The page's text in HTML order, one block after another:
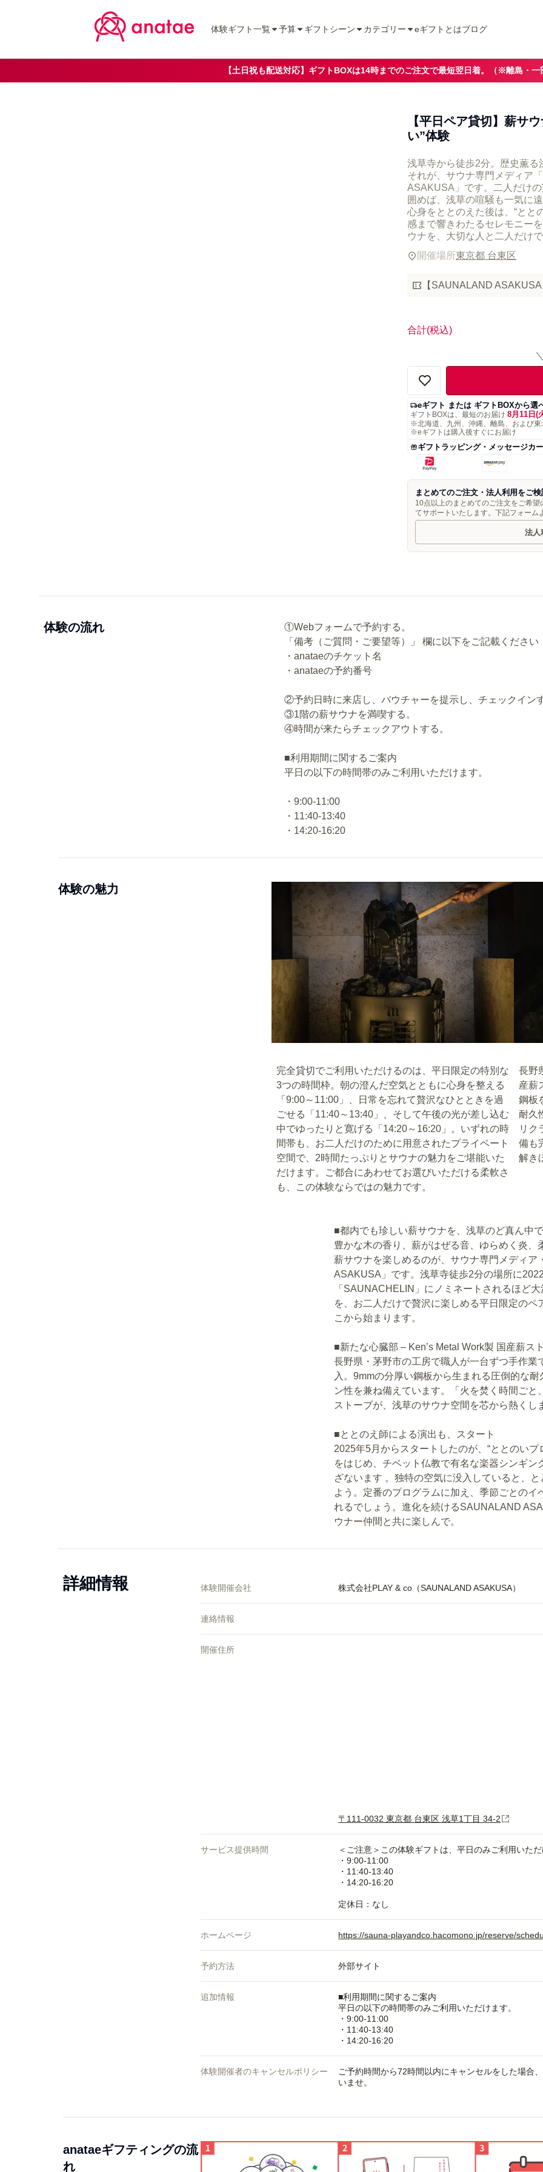
体験ギフト一覧 予算 ギフトシーン カテゴリー eギフトとはブログ
【土日祝も配送対応】ギフトBOXは14時までのご注文で最短翌日着。（※離島・一
【平日ペア貸切】薪サ
い”体験
浅草寺から徒歩2分。歴史薫
それが、サウナ専門メディア
ASAKUSA」です。二人だけ
囲めば、浅草の喧騒も一気に
心身をととのえた後は、“とと
感まで響きわたるセレモニー
ウナを、大切な人と二人だけ
開催場所東京都 台東区
【SAUNALAND
合計(税込)
eギフト または ギフトBOXから選
ギフトBOXは、最短のお届け 8月11日(
※北海道、九州、沖縄、離島、および
※eギフトは購入後すぐにお届け
ギフトラッピング・メッセージカ
まとめてのご注文・法人利用をご
10点以上のまとめてのご注文をご希
てサポートいたします。下記フォーム
法人
体験の流れ
①Webフォームで予約する。
「備考（ご質問・ご要望等）」 欄に以下をご記載ください
・anataeのチケット名
・anataeの予約番号
②予約日時に来店し、バウチャーを提示し、チェックイン
③1階の薪サウナを満喫する。
④時間が来たらチェックアウトする。
■利用期間に関するご案内
平日の以下の時間帯のみご利用いただけます。
・9:00-11:00
・11:40-13:40
・14:20-16:20
体験の魅力
完全貸切でご利用いただけるのは、平日限定の特別な
3つの時間枠。朝の澄んだ空気とともに心身を整える
「9:00～11:00」、日常を忘れて贅沢なひとときを過
ごせる「11:40～13:40」、そして午後の光が差し込む
中でゆったりと寛げる「14:20～16:20」。いずれの時
間帯も、お二人だけのために用意されたプライベート
空間で、2時間たっぷりとサウナの魅力をご堪能いた
だけます。ご都合にあわせてお選びいただける柔軟さ
も、この体験ならではの魅力です。
長野
産薪
鋼板
耐久
リク
備も
解き
■都内でも珍しい薪サウナを、浅草のど真ん中
豊かな木の香り、薪がはぜる音、ゆらめく炎
薪サウナを楽しめるのが、サウナ専門メディ
ASAKUSA」です。浅草寺徒歩2分の場所に
「SAUNACHELIN」にノミネートされるほど
を、お二人だけで贅沢に楽しめる平日限定の
こから始まります。
■新たな心臓部 – Ken’s Metal Work製 国産薪ス
長野県・茅野市の工房で職人が一台ずつ手作業
入。9mmの分厚い鋼板から生まれる圧倒的な
ン性を兼ね備えています。「火を焚く時間ご
ストーブが、浅草のサウナ空間を芯から熱くし
■ととのえ師による演出も、スタート
2025年5月からスタートしたのが、“ととのい
をはじめ、チベット仏教で有名な楽器シンギ
ざないます 。独特の空気に没入していると、
よう。定番のプログラムに加え、季節ごとの
れるでしょう。進化を続けるSAUNALAND
ウナー仲間と共に楽しんで。
詳細情報 体験開催会社 株式会社PLAY & co（SAUNALAND ASAKUSA）
連絡情報
開催住所
〒111-0032 東京都 台東区 浅草1丁目 34-2
サービス提供時間
＜ご注意＞この体験ギフトは、平日のみご利用いた
・9:00-11:00
・11:40-13:40
・14:20-16:20
定休日：なし
ホームページ https://sauna-playandco.hacomono.jp/reserve/
予約方法 外部サイト
追加情報
■利用期間に関するご案内
平日の以下の時間帯のみご利用いただけます。
・9:00-11:00
・11:40-13:40
・14:20-16:20
体験開催者のキャンセルポリシー
ご予約時間から72時間以内にキャンセルをした場合
いませ。
anataeギフティングの流
れ